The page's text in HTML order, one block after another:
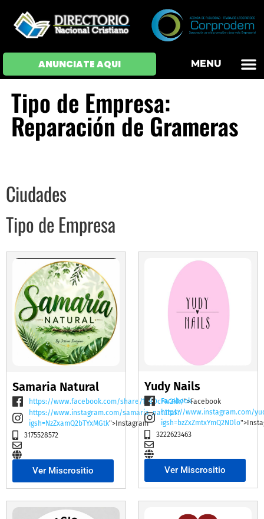
ANUNCIATE AQUI MENU
Tipo de Empresa:
Reparación de Grameras
Ciudades
Tipo de Empresa
Samaria Natural
https://www.facebook.com/share/19BDcFw2kk/">Facebook
https://www.instagram.com/samaria_natural?
igsh=NzZxamQ2bTYxMGtk">Instagram
3175528572
Ver Miscrositio
Yudy Nails
Facebook
https://www.instagram.com/
igsh=bzZxZmtxYmQ2NDlo
3222623463
Ver Miscrositio